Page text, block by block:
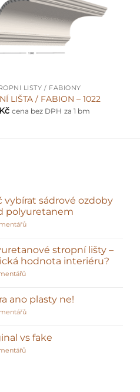
LIŠTY / FABIONY
LIŠTA / FABION – 1022
Kč cena bez DPH za 1 bm
vybírat sádrové ozdoby
polyuretanem
u
názvem
Proč
vybírat
stropní lišty –
hodnota interiéru?
u
názvem
Polyuretanové
stropní
klasická
hodnota
interiéru?
ano plasty ne!
u
názvem
Sádra
vs fake
u